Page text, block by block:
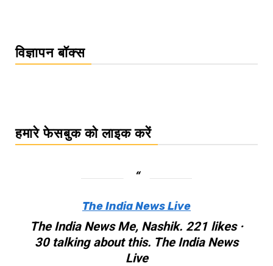
विज्ञापन बॉक्स
हमारे फेसबुक को लाइक करें
The India News Live
The India News Me, Nashik. 221 likes ·
30 talking about this. The India News
Live